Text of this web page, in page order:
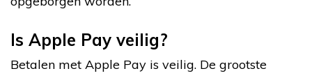
Is Apple Pay veilig?
Betalen met Apple Pay is veilig. De grootste